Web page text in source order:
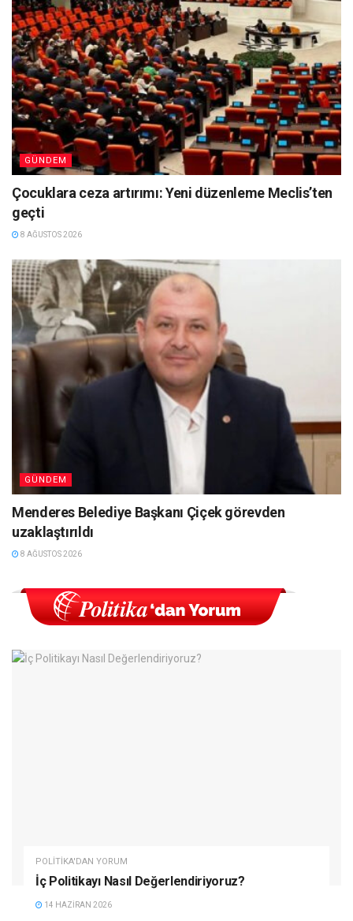
GÜNDEM
Çocuklara ceza artırımı: Yeni düzenleme Meclis’ten
geçti
8 AĞUSTOS 2026
GÜNDEM
Menderes Belediye Başkanı Çiçek görevden
uzaklaştırıldı
8 AĞUSTOS 2026
POLITIKA'DAN YORUM
İç Politikayı Nasıl Değerlendiriyoruz?
14 HAZIRAN 2026